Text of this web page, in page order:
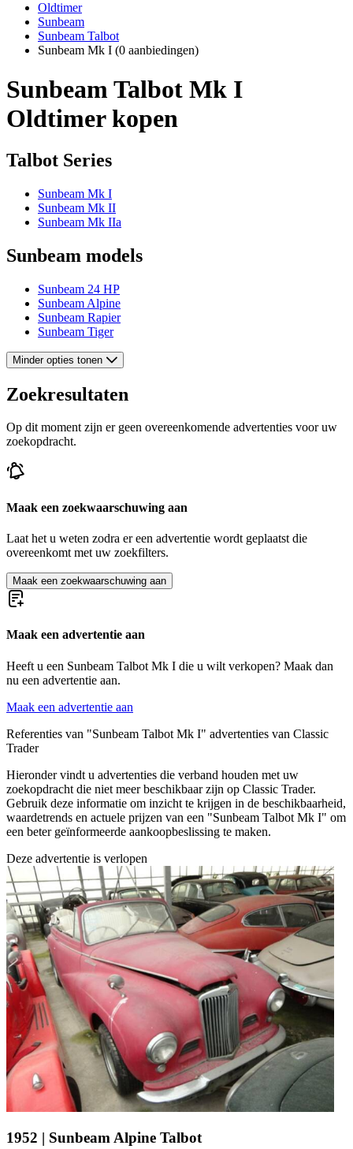
Oldtimer
Sunbeam
Sunbeam Talbot
Sunbeam Mk I (0 aanbiedingen)
Sunbeam Talbot Mk I
Oldtimer kopen
Talbot Series
Sunbeam Mk I
Sunbeam Mk II
Sunbeam Mk IIa
Sunbeam models
Sunbeam 24 HP
Sunbeam Alpine
Sunbeam Rapier
Sunbeam Tiger
Minder opties tonen
Zoekresultaten
Op dit moment zijn er geen overeenkomende advertenties voor uw
zoekopdracht.
Maak een zoekwaarschuwing aan
Laat het u weten zodra er een advertentie wordt geplaatst die
overeenkomt met uw zoekfilters.
Maak een zoekwaarschuwing aan
Maak een advertentie aan
Heeft u een Sunbeam Talbot Mk I die u wilt verkopen? Maak dan
nu een advertentie aan.
Maak een advertentie aan
Referenties van "Sunbeam Talbot Mk I" advertenties van Classic
Trader
Hieronder vindt u advertenties die verband houden met uw
zoekopdracht die niet meer beschikbaar zijn op Classic Trader.
Gebruik deze informatie om inzicht te krijgen in de beschikbaarheid,
waardetrends en actuele prijzen van een "Sunbeam Talbot Mk I" om
een beter geïnformeerde aankoopbeslissing te maken.
Deze advertentie is verlopen
1952 | Sunbeam Alpine Talbot